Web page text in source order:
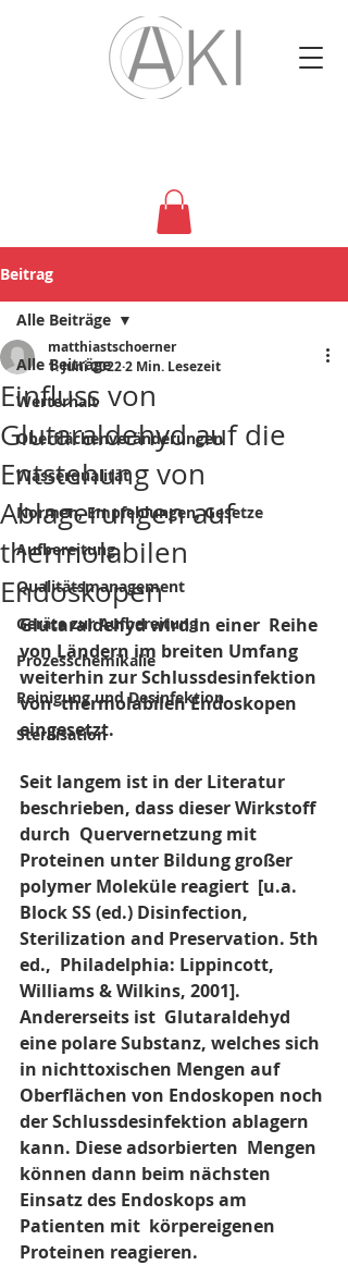
Beitrag
Alle Beiträge
Werterhalt
Oberflächenveränderungen
Wasserqualität
Normen, Empfehlungen, Gesetze
Aufbereitung
Qualitätsmanagement
Geräte zur Aufbereitung
Prozesschemikalie
Reinigung und Desinfektion
Sterilisation
Alle Beiträge
Einfluss von
Glutaraldehyd auf die
Entstehung von
Ablagerungen auf
thermolabilen
Endoskopen
matthiastschoerner
1. Juni 20222 Min. Lesezeit
Glutaraldehyd wird in einer  Reihe
von Ländern im breiten Umfang
weiterhin zur Schlussdesinfektion
von  thermolabilen Endoskopen
eingesetzt.
Seit langem ist in der Literatur
beschrieben, dass dieser Wirkstoff
durch  Quervernetzung mit
Proteinen unter Bildung großer
polymer Moleküle reagiert  [u.a.
Block SS (ed.) Disinfection,
Sterilization and Preservation. 5th
ed.,  Philadelphia: Lippincott,
Williams & Wilkins, 2001].
Andererseits ist  Glutaraldehyd
eine polare Substanz, welches sich
in nichttoxischen Mengen auf
Oberflächen von Endoskopen noch
der Schlussdesinfektion ablagern
kann. Diese adsorbierten  Mengen
können dann beim nächsten
Einsatz des Endoskops am
Patienten mit  körpereigenen
Proteinen reagieren.